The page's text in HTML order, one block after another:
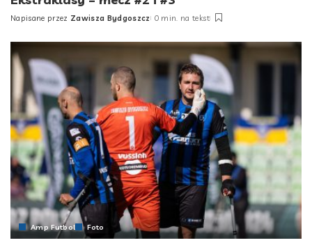
Posted
Napisane przez Zawisza Bydgoszcz 0 min. na tekst
Amp Futbol Foto